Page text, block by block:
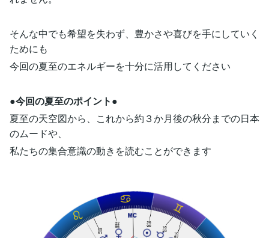
そんな中でも希望を失わず、豊かさや喜びを手にしていく
ためにも
今回の夏至のエネルギーを十分に活用してください
●今回の夏至のポイント●
夏至の天空図から、これから約３か月後の秋分までの日本
のムードや、
私たちの集合意識の動きを読むことができます